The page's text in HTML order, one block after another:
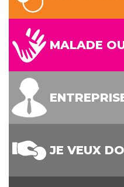
MALADE
JE VEUX